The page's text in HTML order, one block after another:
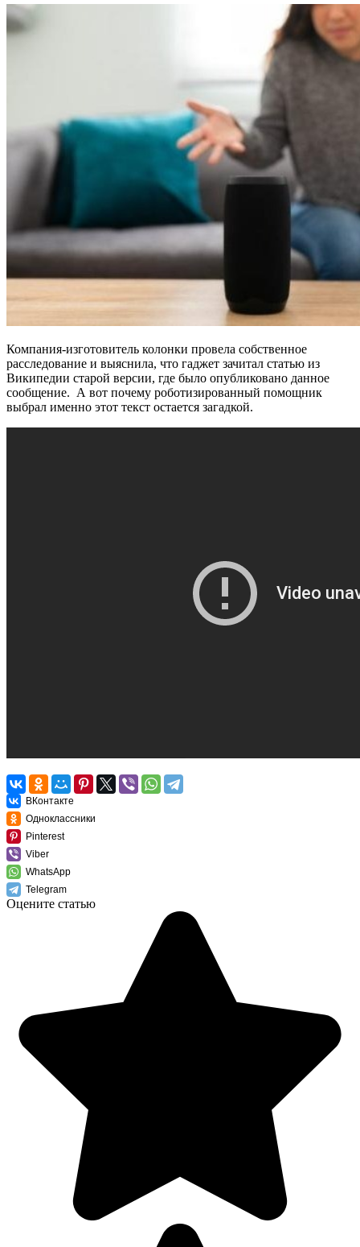
Компания-изготовитель колонки провела собственное
расследование и выяснила, что гаджет зачитал статью из
Википедии старой версии, где было опубликовано данное
сообщение. А вот почему роботизированный помощник
выбрал именно этот текст остается загадкой.
ВКонтакте
Одноклассники
Pinterest
Viber
WhatsApp
Telegram
Оцените статью